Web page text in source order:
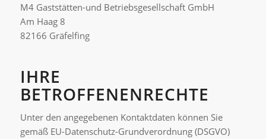
M4 Gaststätten-und Betriebsgesellschaft GmbH
Am Haag 8
82166 Gräfelfing
IHRE
BETROFFENENRECHTE
Unter den angegebenen Kontaktdaten können Sie
gemäß EU-Datenschutz-Grundverordnung (DSGVO)